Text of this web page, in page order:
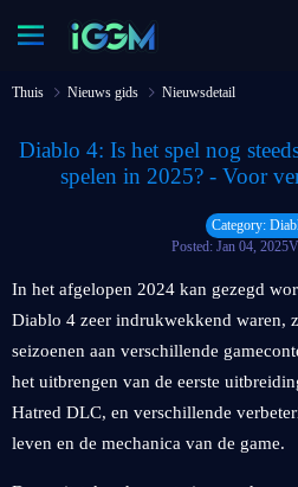
Thuis Nieuws gids Nieuwsdetail
Diablo 4: Is het spel nog
spelen in 2025? - Voor
Category:
Posted: Jan 04, 2025
In het afgelopen 2024 kan gezegd
Diablo 4 zeer indrukwekkend waren,
seizoenen aan verschillende
het uitbrengen van de eerste
Hatred DLC, en verschillende
leven en de mechanica van de game.